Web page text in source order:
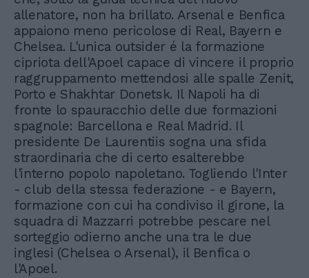
allenatore, non ha brillato. Arsenal e Benfica
appaiono meno pericolose di Real, Bayern e
Chelsea. L'unica outsider é la formazione
cipriota dell'Apoel capace di vincere il proprio
raggruppamento mettendosi alle spalle Zenit,
Porto e Shakhtar Donetsk. Il Napoli ha di
fronte lo spauracchio delle due formazioni
spagnole: Barcellona e Real Madrid. Il
presidente De Laurentiis sogna una sfida
straordinaria che di certo esalterebbe
l'interno popolo napoletano. Togliendo l'Inter
- club della stessa federazione - e Bayern,
formazione con cui ha condiviso il girone, la
squadra di Mazzarri potrebbe pescare nel
sorteggio odierno anche una tra le due
inglesi (Chelsea o Arsenal), il Benfica o
l'Apoel.